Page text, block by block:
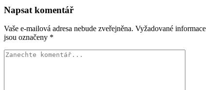
Napsat komentář
Vaše e-mailová adresa nebude zveřejněna. Vyžadované informace
jsou označeny *